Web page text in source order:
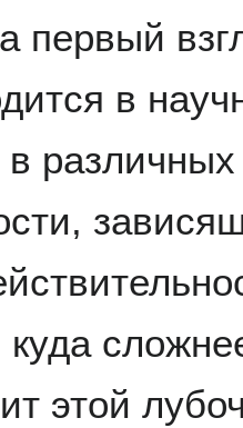
первый
в
в
этой